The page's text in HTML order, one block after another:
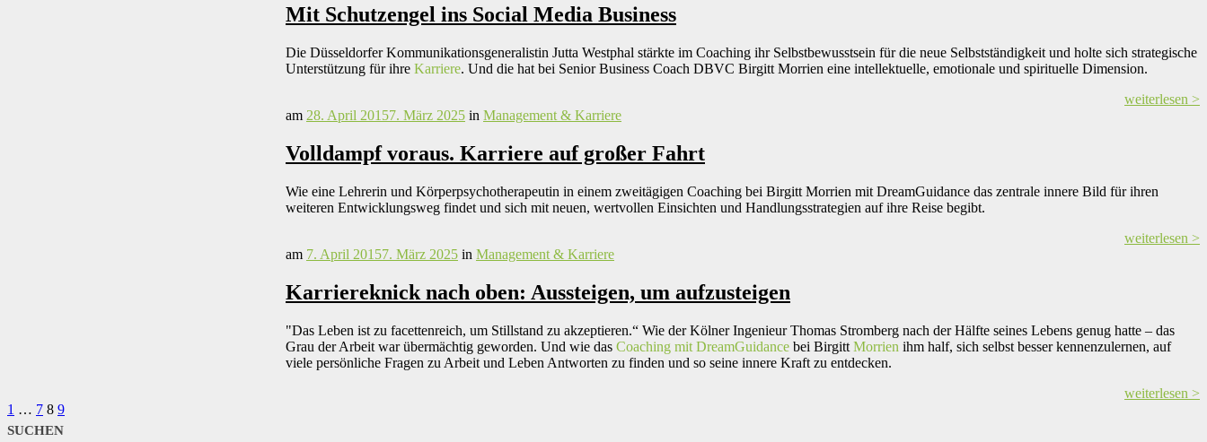
Mit Schutzengel ins Social Media Business
Die Düsseldorfer Kommunikationsgeneralistin Jutta Westphal stärkte im Coaching ihr Selbstbewusstsein für die neue Selbstständigkeit und holte sich strategische
Unterstützung für ihre Karriere. Und die hat bei Senior Business Coach DBVC Birgitt Morrien eine intellektuelle, emotionale und spirituelle Dimension.
weiterlesen >
am 28. April 20157. März 2025 in Management & Karriere
Volldampf voraus. Karriere auf großer Fahrt
Wie eine Lehrerin und Körperpsychotherapeutin in einem zweitägigen Coaching bei Birgitt Morrien mit DreamGuidance das zentrale innere Bild für ihren
weiteren Entwicklungsweg findet und sich mit neuen, wertvollen Einsichten und Handlungsstrategien auf ihre Reise begibt.
weiterlesen >
am 7. April 20157. März 2025 in Management & Karriere
Karriereknick nach oben: Aussteigen, um aufzusteigen
"Das Leben ist zu facettenreich, um Stillstand zu akzeptieren.“ Wie der Kölner Ingenieur Thomas Stromberg nach der Hälfte seines Lebens genug hatte – das
Grau der Arbeit war übermächtig geworden. Und wie das Coaching mit DreamGuidance bei Birgitt Morrien ihm half, sich selbst besser kennenzulernen, auf
viele persönliche Fragen zu Arbeit und Leben Antworten zu finden und so seine innere Kraft zu entdecken.
weiterlesen >
Seitennummerierung
der
Seite
1 … Seite
7 Seite
8 Seite
9
SUCHEN